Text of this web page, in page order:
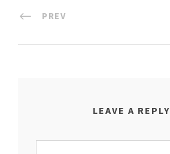
PREV
LEAVE A REPLY